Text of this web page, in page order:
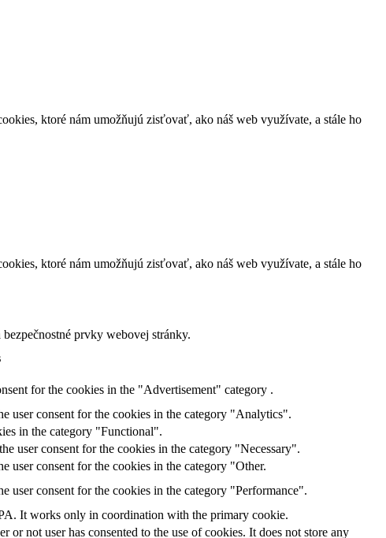
ktoré nám umožňujú zisťovať, ako náš web využívate, a stále ho
ktoré nám umožňujú zisťovať, ako náš web využívate, a stále ho
prvky webovej stránky.
for the cookies in the "Advertisement" category .
user consent for the cookies in the category "Analytics".
in the category "Functional".
user consent for the cookies in the category "Necessary".
user consent for the cookies in the category "Other.
user consent for the cookies in the category "Performance".
It works only in coordination with the primary cookie.
not user has consented to the use of cookies. It does not store any